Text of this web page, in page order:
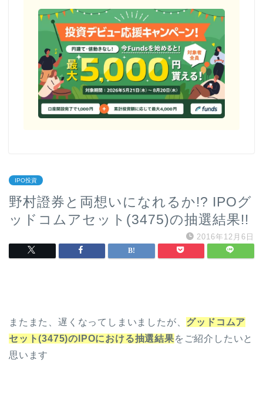
IPO投資
野村證券と両想いになれるか!? IPOグ
ッドコムアセット(3475)の抽選結果!!
2016年12月6日
またまた、遅くなってしまいましたが、 グッドコムア
セット(3475)のIPOにおける抽選結果をご紹介したいと
思います